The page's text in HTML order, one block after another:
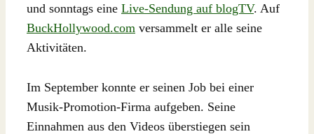
und sonntags eine Live-Sendung auf blogTV. Auf
BuckHollywood.com versammelt er alle seine
Aktivitäten.
Im September konnte er seinen Job bei einer
Musik-Promotion-Firma aufgeben. Seine
Einnahmen aus den Videos überstiegen sein